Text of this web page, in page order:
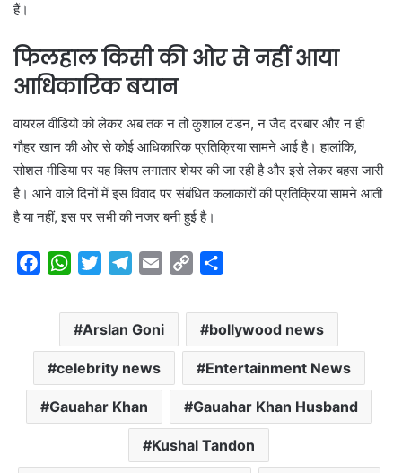
हैं।
फिलहाल किसी की ओर से नहीं आया
आधिकारिक बयान
वायरल वीडियो को लेकर अब तक न तो कुशाल टंडन, न जैद दरबार और न ही
गौहर खान की ओर से कोई आधिकारिक प्रतिक्रिया सामने आई है। हालांकि,
सोशल मीडिया पर यह क्लिप लगातार शेयर की जा रही है और इसे लेकर बहस जारी
है। आने वाले दिनों में इस विवाद पर संबंधित कलाकारों की प्रतिक्रिया सामने आती
है या नहीं, इस पर सभी की नजर बनी हुई है।
b
o
o
k
W
a
t
s
A
p
p
i
t
t
e
r
l
e
g
r
a
m
a
i
l
p
y
L
n
k
a
r
e
Arslan Goni bollywood news
celebrity news Entertainment News
Gauahar Khan Gauahar Khan Husband
Kushal Tandon